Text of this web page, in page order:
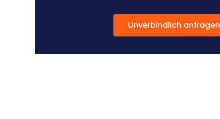
Unverbindlich anfragen